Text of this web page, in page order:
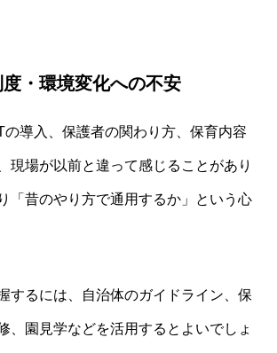
・環境変化への不安
の導入、保護者の関わり方、保育内容
現場が以前と違って感じることがあり
「昔のやり方で通用するか」という心
するには、自治体のガイドライン、保
、園見学などを活用するとよいでしょ